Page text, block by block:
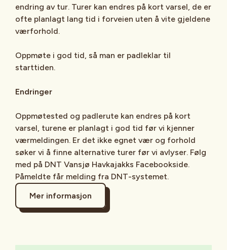
endring av tur. Turer kan endres på kort varsel, de er
ofte planlagt lang tid i forveien uten å vite gjeldene
værforhold.
Oppmøte i god tid, så man er padleklar til
starttiden.
Endringer
Oppmøtested og padlerute kan endres på kort
varsel, turene er planlagt i god tid før vi kjenner
værmeldingen. Er det ikke egnet vær og forhold
søker vi å finne alternative turer før vi avlyser. Følg
med på DNT Vansjø Havkajakks Facebookside.
Påmeldte får melding fra DNT-systemet.
Mer informasjon